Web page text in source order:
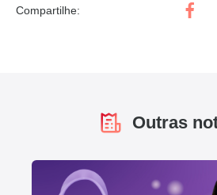
Compartilhe:
Outras